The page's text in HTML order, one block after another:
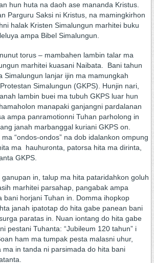
hun huta na daoh ase mananda Kristus.
Parguru Saksi ni Kristus, na mamingkirhon
halak Kristen Simalungun marhitei buku
ampa Bibel Simalungun.
torus – mambahen lambin talar ma
marhitei kuasani Naibata. Bani tahun
Simalungun lanjar ijin ma mamungkah
Simalungun (GKPS). Hunjin nari,
lambin buei ma tubuh GKPS luar hun
manapaki ganjangni pardalanan
ampa panramotionni Tuhan parholong in
janah marbanggal kuriani GKPS on.
“ondos-ondos” na dob idalankon ompung
ma hauhuronta, patorsa hita ma dirinta,
GKPS.
ganupan in, talup ma hita pataridahkon goluh
marhitei parsahap, pangabak ampa
bani horjani Tuhan in. Domma ihopkop
janah ipatotap do hita gabe panean bani
paratas in. Nuan iontang do hita gabe
pestani Tuhanta: “Jubileum 120 tahun” i
ham ma tumpak pesta malasni uhur,
ma in tanda ni parsimada do hita bani